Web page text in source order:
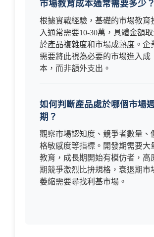
市場教育成本通常需要多少？
根據實戰經驗，基礎的市場教育
入通常需要10-30萬，具體金額
於產品複雜度和市場成熟度。企
需要將此視為必要的市場進入成
本，而非額外支出。
如何判斷產品處於哪個市場
期？
觀察市場認知度、競爭者數量、
格敏感度等指標。開發期需要大
教育，成長期開始有模仿者，高
期競爭激烈比拚規格，衰退期市
萎縮需要尋找利基市場。